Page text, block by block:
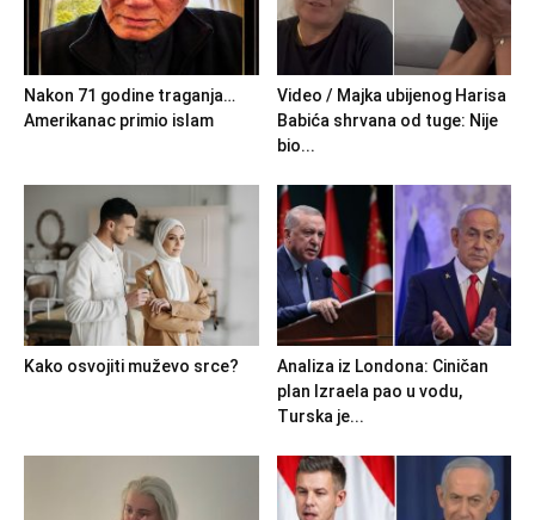
Nakon 71 godine traganja…
Amerikanac primio islam
Video / Majka ubijenog Harisa
Babića shrvana od tuge: Nije
bio...
Kako osvojiti muževo srce?
Analiza iz Londona: Ciničan
plan Izraela pao u vodu,
Turska je...